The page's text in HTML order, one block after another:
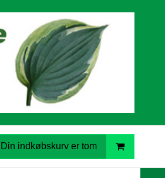
Din indkøbskurv er tom